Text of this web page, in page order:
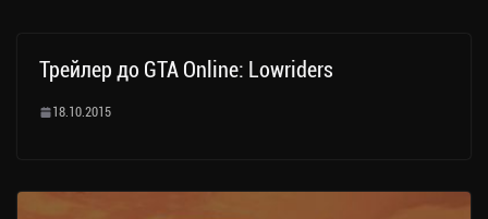
Трейлер до GTA Online: Lowriders
18.10.2015